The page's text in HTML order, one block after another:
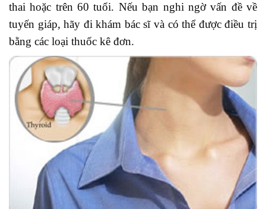
thai hoặc trên 60 tuổi. Nếu bạn nghi ngờ vấn đề về
tuyến giáp, hãy đi khám bác sĩ và có thể được điều trị
bằng các loại thuốc kê đơn.